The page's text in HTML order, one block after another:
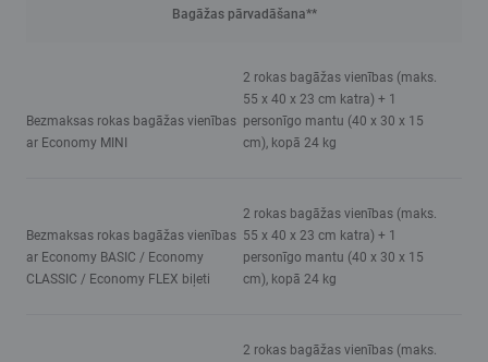
Bagāžas pārvadāšana**
Bezmaksas rokas bagāžas vienības
ar Economy MINI
2 rokas bagāžas vienības (maks.
55 x 40 x 23 cm katra) + 1
personīgo mantu (40 x 30 x 15
cm), kopā 24 kg
Bezmaksas rokas bagāžas vienības
ar Economy BASIC / Economy
CLASSIC / Economy FLEX biļeti
2 rokas bagāžas vienības (maks.
55 x 40 x 23 cm katra) + 1
personīgo mantu (40 x 30 x 15
cm), kopā 24 kg
2 rokas bagāžas vienības (maks.